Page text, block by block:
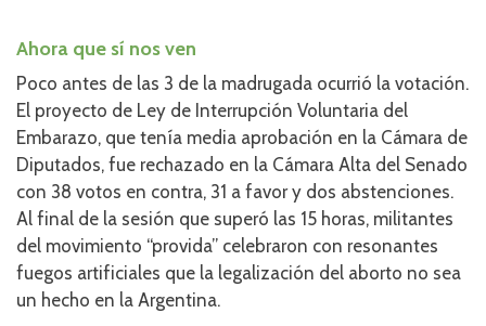
Ahora que sí nos ven
Poco antes de las 3 de la madrugada ocurrió la votación.
El proyecto de Ley de Interrupción Voluntaria del
Embarazo, que tenía media aprobación en la Cámara de
Diputados, fue rechazado en la Cámara Alta del Senado
con 38 votos en contra, 31 a favor y dos abstenciones.
Al final de la sesión que superó las 15 horas, militantes
del movimiento “provida” celebraron con resonantes
fuegos artificiales que la legalización del aborto no sea
un hecho en la Argentina.